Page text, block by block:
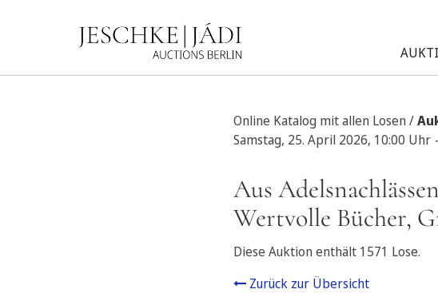
Online Katalog mit allen Losen /
Samstag, 25. April 2026, 10:00 Uhr
Aus
Wertvolle Bücher,
Diese Auktion enthält 1571 Lose.
Zurück zur Übersicht